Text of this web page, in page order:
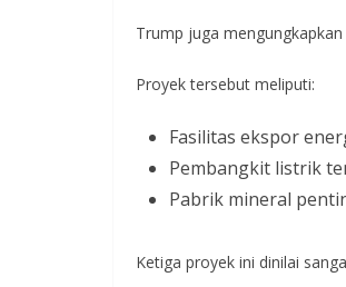
Trump juga
Proyek tersebut meliputi:
Fasilitas ekspor
Pembangkit listrik
Pabrik mineral
Ketiga proyek ini dinilai